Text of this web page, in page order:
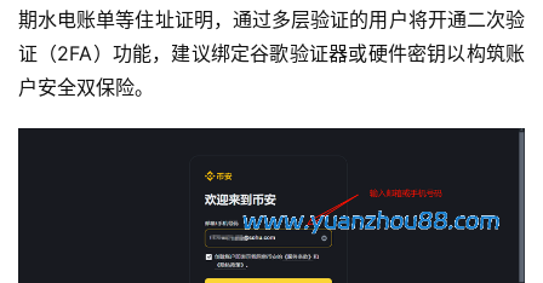
期水电账单等住址证明，通过多层验证的用户将开通二次验
证（2FA）功能，建议绑定谷歌验证器或硬件密钥以构筑账
户安全双保险。